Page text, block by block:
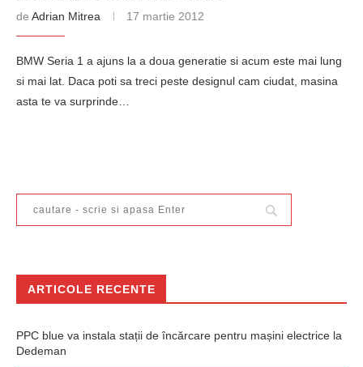
de Adrian Mitrea 17 martie 2012
BMW Seria 1 a ajuns la a doua generatie si acum este mai lung
si mai lat. Daca poti sa treci peste designul cam ciudat, masina
asta te va surprinde…
ARTICOLE RECENTE
PPC blue va instala stații de încărcare pentru mașini electrice la
Dedeman